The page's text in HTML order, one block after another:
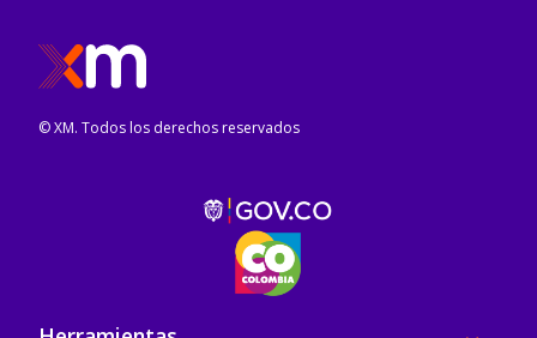
© XM. Todos los derechos reservados
Pie de página